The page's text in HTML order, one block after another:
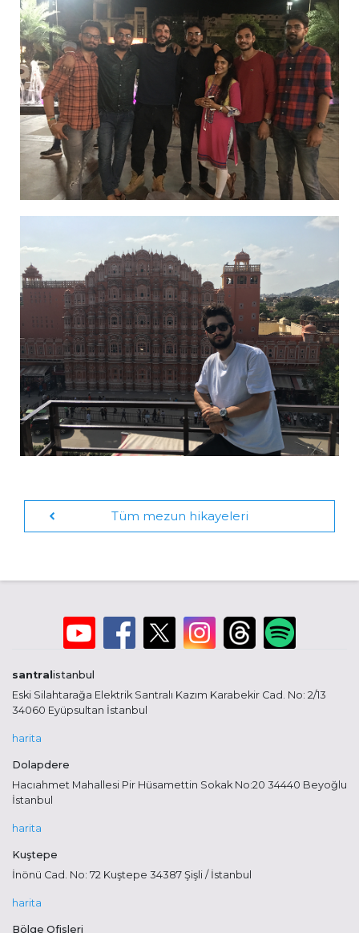
Tüm mezun hikayeleri
santral istanbul
Eski Silahtarağa Elektrik Santralı Kazım Karabekir Cad. No: 2/13
34060 Eyüpsultan İstanbul
harita
Dolapdere
Hacıahmet Mahallesi Pir Hüsamettin Sokak No:20 34440 Beyoğlu
İstanbul
harita
Kuştepe
İnönü Cad. No: 72 Kuştepe 34387 Şişli / İstanbul
harita
Bölge Ofisleri